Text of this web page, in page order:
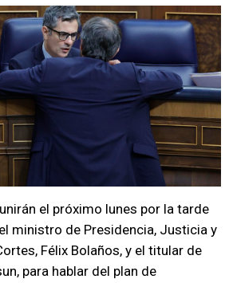
el próximo lunes por la tarde
ministro de Presidencia, Justicia y
Félix Bolaños, y el titular de
para hablar del plan de